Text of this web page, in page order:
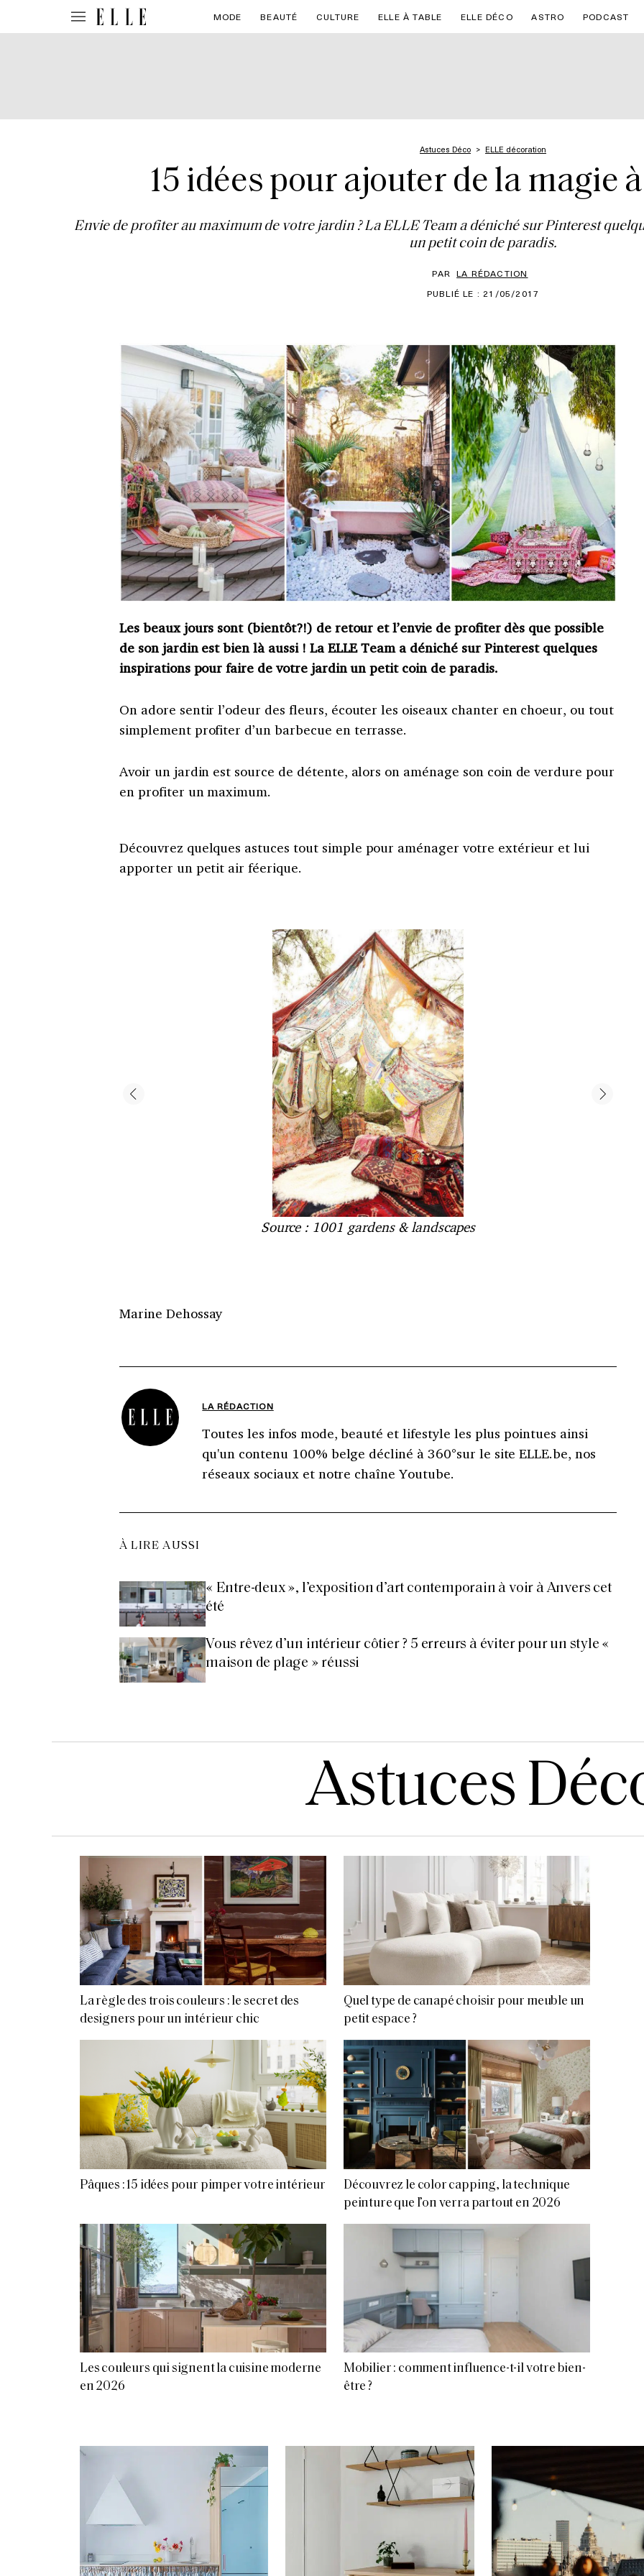
MODE BEAUTÉ CULTURE ELLE À TABLE ELLE DÉCO ASTRO PODCAST
Astuces Déco ELLE décoration
15 idées pour ajouter de la magie
Envie de profiter au maximum de votre jardin ? La ELLE Team a déniché sur Pinterest
un petit coin de paradis.
PAR LA RÉDACTION
PUBLIÉ LE : 21/05/2017
Les beaux jours sont (bientôt?!) de retour et l’envie de profiter dès que possible
de son jardin est bien là aussi ! La ELLE Team a déniché sur Pinterest quelques
inspirations pour faire de votre jardin un petit coin de paradis.
On adore sentir l’odeur des fleurs, écouter les oiseaux chanter en choeur, ou tout
simplement profiter d’un barbecue en terrasse.
Avoir un jardin est source de détente, alors on aménage son coin de verdure pour
en profiter un maximum.
Découvrez quelques astuces tout simple pour aménager votre extérieur et lui
apporter un petit air féerique.
Source : 1001 gardens & landscapes
Marine Dehossay
LA RÉDACTION
Toutes les infos mode, beauté et lifestyle les plus pointues ainsi
qu'un contenu 100% belge décliné à 360°sur le site ELLE.be, nos
réseaux sociaux et notre chaîne Youtube.
À LIRE AUSSI
« Entre-deux », l’exposition d’art contemporain à voir à Anvers cet
été
Vous rêvez d’un intérieur côtier ? 5 erreurs à éviter pour un style «
maison de plage » réussi
Astuces
La règle des trois couleurs : le secret des
designers pour un intérieur chic
Quel type de canapé choisir pour meuble un
petit espace ?
Pâques : 15 idées pour pimper votre intérieur
Découvrez le color capping, la technique
peinture que l’on verra partout en 2026
Les couleurs qui signent la cuisine moderne
en 2026
Mobilier : comment influence-t-il votre bien-
être ?